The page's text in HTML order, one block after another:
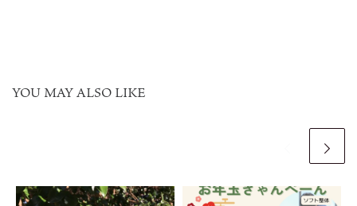
YOU MAY ALSO LIKE